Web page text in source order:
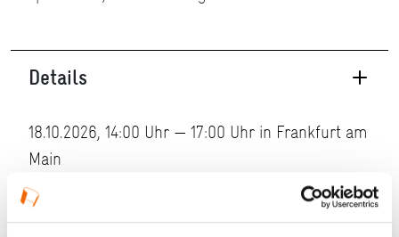
Details
18.10.2026, 14:00 Uhr — 17:00 Uhr in Frankfurt am
Main
Veranstaltungstyp: